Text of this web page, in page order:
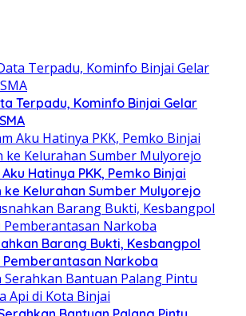
Terpadu, Kominfo Binjai Gelar
Hatinya PKK, Pemko Binjai
ke Kelurahan Sumber Mulyorejo
Barang Bukti, Kesbangpol
Narkoba